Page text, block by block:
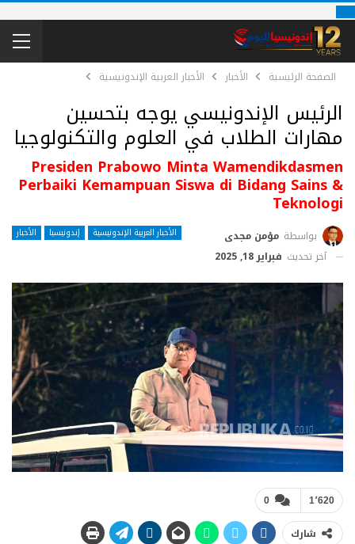
الصفحة الرئيسية الأخبار الأخبار العربية الإندونيسية
الرئيس الإندونيسي يوجه بتحسين
مهارات الطلاب في العلوم والتكنولوجيا
Presiden Prabowo Minta Wamendikdasmen
Perbaiki Kemampuan Siswa di Bidang Sains &
Teknologi
الأخبار العربية الإندونيسية إندونيسيا الأخبار بواسطة مؤمن مجدى
آخر تحديث فبراير 18, 2025
0 1٬620
شارك